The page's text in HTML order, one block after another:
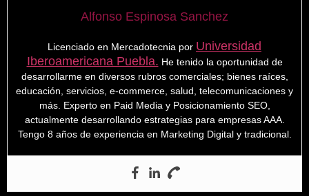
Alfonso Espinosa Sanchez
Licenciado en Mercadotecnia por Universidad
Iberoamericana Puebla. He tenido la oportunidad de
desarrollarme en diversos rubros comerciales; bienes raíces,
educación, servicios, e-commerce, salud, telecomunicaciones y
más. Experto en Paid Media y Posicionamiento SEO,
actualmente desarrollando estrategias para empresas AAA.
Tengo 8 años de experiencia en Marketing Digital y tradicional.